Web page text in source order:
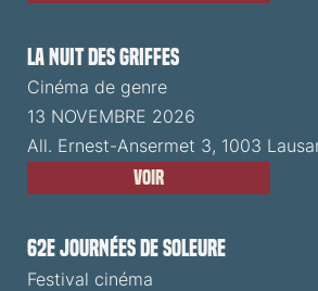
La Nuit des Griffes
Cinéma de genre
13 NOVEMBRE 2026
All. Ernest-Ansermet 3, 1003
Voir
62e Journées de Soleure
Festival cinéma